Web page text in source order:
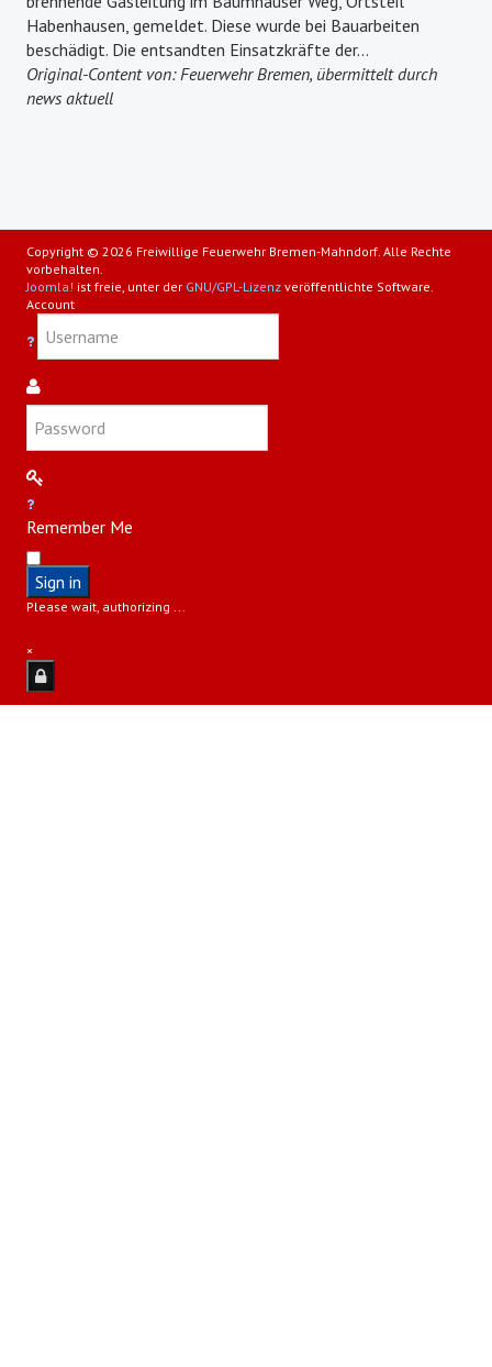
Habenhausen, gemeldet. Diese wurde bei Bauarbeiten
beschädigt. Die entsandten Einsatzkräfte der...
Original-Content von: Feuerwehr Bremen, übermittelt durch
news aktuell
Copyright © 2026 Freiwillige Feuerwehr Bremen-Mahndorf. Alle Rechte
vorbehalten.
Joomla! ist freie, unter der GNU/GPL-Lizenz veröffentlichte Software.
Account
Remember Me
Sign in
Please wait, authorizing ...
×